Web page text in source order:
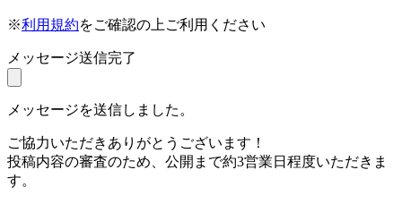
※利用規約をご確認の上ご利用ください
メッセージ送信完了
メッセージを送信しました。
ご協力いただきありがとうございます！
投稿内容の審査のため、公開まで約3営業日程度いただきま
す。